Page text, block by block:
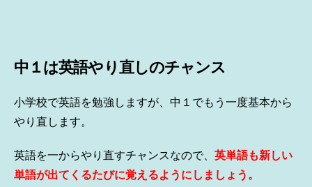
中１は英語やり直しのチャンス
小学校で英語を勉強しますが、中１でもう一度基本から
やり直します。
英語を一からやり直すチャンスなので、 英単語も新しい
単語が出てくるたびに覚えるようにしましょう。